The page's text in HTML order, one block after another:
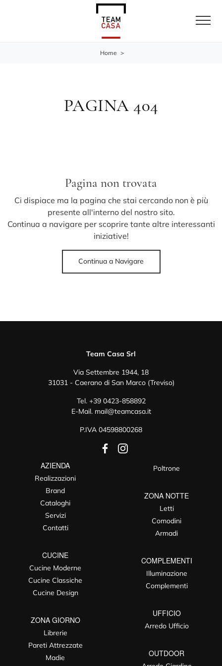
Home >
PAGINA 404
Pagina non trovata
Ci dispiace ma la pagina che stai cercando non è più
presente all'interno del nostro sito.
Continua a navigare per scoprire tante altre interessanti
iniziative!
Continua a Navigare
Team Casa Srl
Via Settembre 1944, 18
31031 - Caerano di San Marco (Treviso)
Tel. +39 0423-858892
E-Mail. mail@teamcasa.it
P.IVA 04598800268
AZIENDA
Realizzazioni
Brand
Cataloghi
Servizi
Contatti
CUCINE
Cucine Moderne
Cucine Classiche
Cucine Design
ZONA GIORNO
Librerie
Pareti Attrezzate
Madie
Poltrone
ZONA NOTTE
Letti
Comodini
Armadi
COMPLEMENTI
Illuminazione
Complementi
UFFICIO
Arredo Ufficio
OUTDOOR